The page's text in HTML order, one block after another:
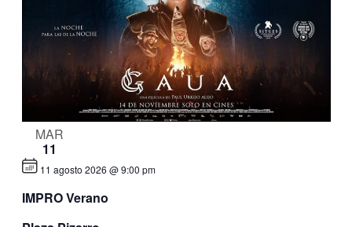
MAR
11
IMPRO Verano
11 agosto 2026 @ 9:00 pm